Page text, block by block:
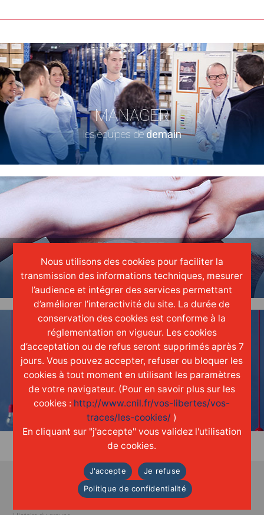
MANAGER
les équipes dedemain
ENGAGER
une réellecultured'entreprise
INNOVER
grâce auxidéesde chacun
Nous utilisons des cookies pour faciliter la
transmission des informations techniques, mesurer
l’audience et intégrer des services permettant
d’améliorer l’interactivité du site. La durée de
conservation des cookies est conforme à la
réglementation en vigueur. Les cookies
d’acceptation ou de refus seront supprimés après 7
jours. Vous pouvez accepter, refuser ou bloquer les
cookies à tout moment en utilisant les paramètres
de votre navigateur. (Pour en savoir plus sur les
cookies : http://www.cnil.fr/vos-libertes/vos-
traces/les-cookies/ )
En cliquant sur "j'accepte" vous validez l'utilisation
de cookies.
J'accepte
Je refuse
Politique de confidentialité